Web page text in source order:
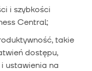
i szybkości
Central;
takie
dostępu,
i ustawienia na